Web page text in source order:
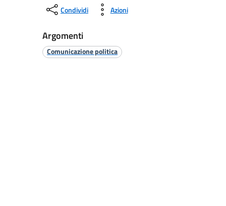
Condividi Azioni
Argomenti
Comunicazione politica